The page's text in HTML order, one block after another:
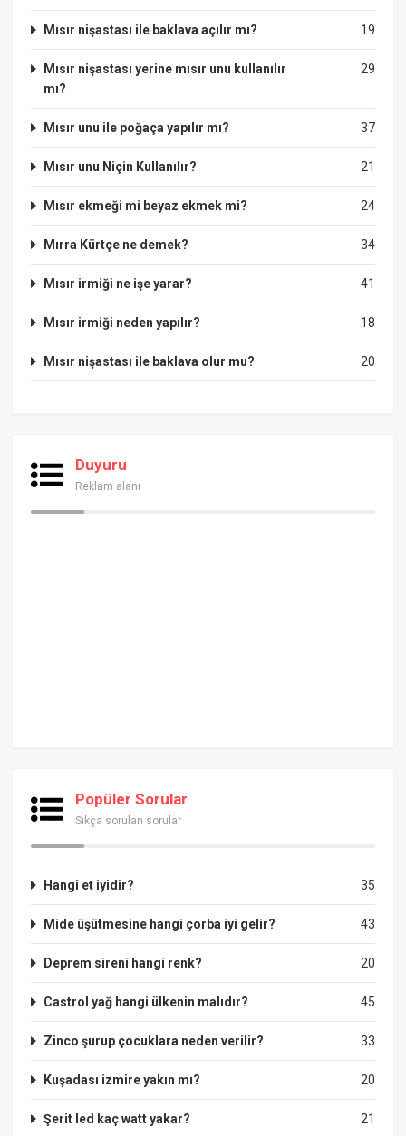
19
Mısır nişastası ile baklava açılır mı?
29
Mısır nişastası yerine mısır unu kullanılır
mı?
37
Mısır unu ile poğaça yapılır mı?
21
Mısır unu Niçin Kullanılır?
24
Mısır ekmeği mi beyaz ekmek mi?
34
Mırra Kürtçe ne demek?
41
Mısır irmiği ne işe yarar?
18
Mısır irmiği neden yapılır?
20
Mısır nişastası ile baklava olur mu?
Duyuru
Reklam alanı
Popüler Sorular
Sıkça sorulan sorular
35
Hangi et iyidir?
43
Mide üşütmesine hangi çorba iyi gelir?
20
Deprem sireni hangi renk?
45
Castrol yağ hangi ülkenin malıdır?
33
Zinco şurup çocuklara neden verilir?
20
Kuşadası izmire yakın mı?
21
Şerit led kaç watt yakar?